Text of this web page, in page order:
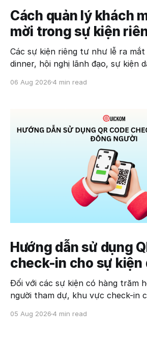
Cách quản lý khách
mời trong sự kiện
Các sự kiện riêng tư như lễ ra mắt
dinner, hội nghị lãnh đạo, sự kiện
có số lượng khách mời không lớn
06 Aug 2026 4 min read
Hướng dẫn sử dụng
check-in cho sự kiện
Đối với các sự kiện có hàng trăm
người tham dự, khu vực check-in
mời. Chỉ cần quy trình xác nhận
05 Aug 2026 4 min read